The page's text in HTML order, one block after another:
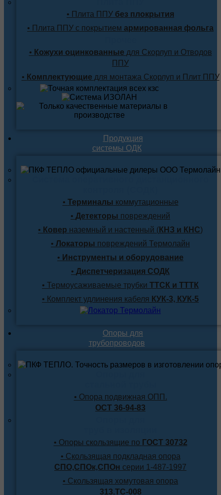
• Плита ППУ без плокрытия
• Плита ППУ с покрытием армированная фольга
• Кожухи оцинкованные для Скорлуп и Отводов
ППУ
• Комплектующие для монтажа Скорлуп и Плит ППУ
Продукция
системы ОДК
• Терминалы коммутационные
• Детекторы повреждений
• Ковер наземный и настенный (КНЗ и КНС)
• Локаторы повреждений Термолайн
• Инструменты и оборудование
• Диспетчеризация СОДК
• Термоусаживаемые трубки ТТСК и ТТТК
• Комплект удлинения кабеля КУК-3, КУК-5
Опоры для
трубопроводов
• Опора подвижная ОПП.
ОСТ 36-94-83
• Опоры скользящие по ГОСТ 30732
• Скользящая подкладная опора
СПО,СПОк,СПОн серии 1-487-1997
• Скользящая хомутовая опора
313.ТС-008